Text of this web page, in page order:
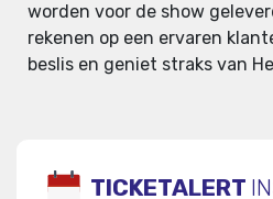
worden voor de show
rekenen op een ervaren
beslis en geniet straks van
TICKETALERT